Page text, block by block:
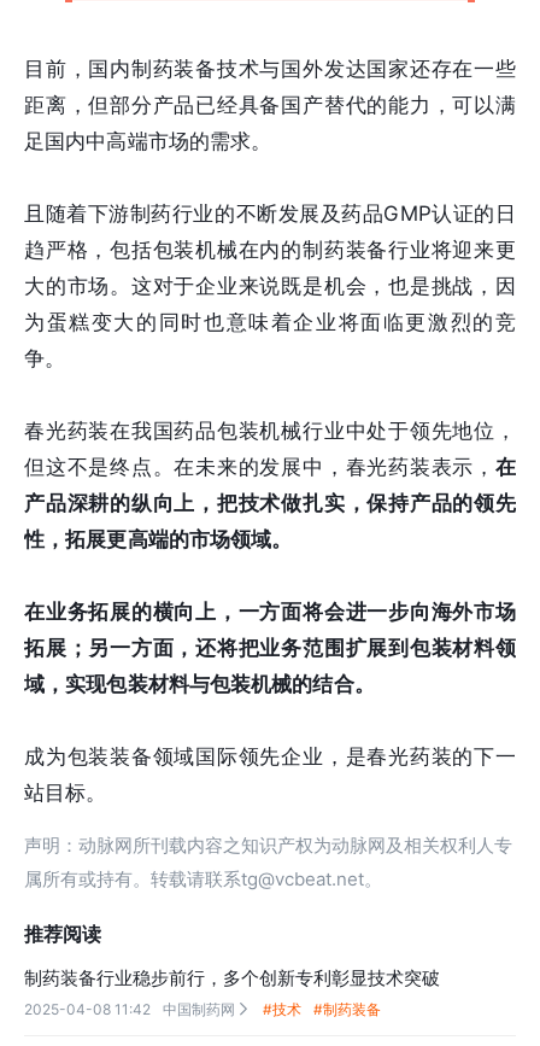
目前，国内制药装备技术与国外发达国家还存在一些
距离，但部分产品已经具备国产替代的能力，可以满
足国内中高端市场的需求。
且随着下游制药行业的不断发展及药品GMP认证的日
趋严格，包括包装机械在内的制药装备行业将迎来更
大的市场。这对于企业来说既是机会，也是挑战，因
为蛋糕变大的同时也意味着企业将面临更激烈的竞
争。
春光药装在我国药品包装机械行业中处于领先地位，
但这不是终点。在未来的发展中，春光药装表示， 在
产品深耕的纵向上，把技术做扎实，保持产品的领先
性，拓展更高端的市场领域。
在业务拓展的横向上，一方面将会进一步向海外市场
拓展；另一方面，还将把业务范围扩展到包装材料领
域，实现包装材料与包装机械的结合。
成为包装装备领域国际领先企业，是春光药装的下一
站目标。
声明：动脉网所刊载内容之知识产权为动脉网及相关权利人专
属所有或持有。转载请联系tg@vcbeat.net。
推荐阅读
制药装备行业稳步前行，多个创新专利彰显技术突破
2025-04-08 11:42 中国制药网  #技术 #制药装备